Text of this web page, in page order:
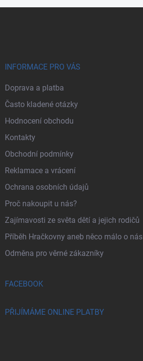
INFORMACE PRO VÁS
Doprava a platba
Často kladené otázky
Hodnocení obchodu
Kontakty
Obchodní podmínky
Reklamace a vrácení
Ochrana osobních údajů
Proč nakoupit u nás?
Zajímavosti ze světa dětí a jejich rodičů
Příběh Hračkovny aneb něco málo o nás
Odměna pro věrné zákazníky
FACEBOOK
PŘIJÍMÁME ONLINE PLATBY